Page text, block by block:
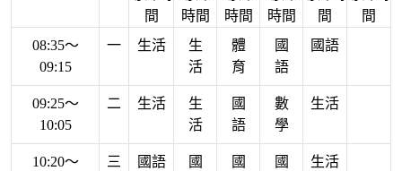
間
時間
時間
時間
間
間
08:35～
09:15
一 生活
生
活
體
育
國
語
國語
09:25～
10:05
二 生活
生
活
國
語
數
學
生活
10:20～
三 國語
國
國
國
生活